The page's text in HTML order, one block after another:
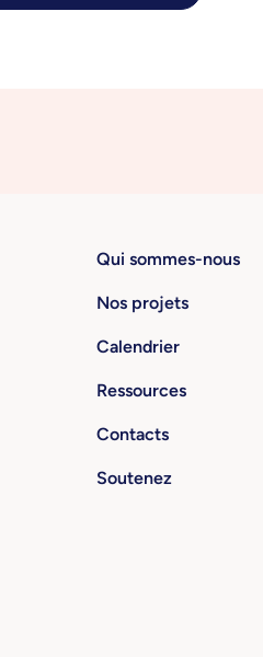
Qui sommes-nous
Nos projets
Calendrier
Ressources
Contacts
Soutenez